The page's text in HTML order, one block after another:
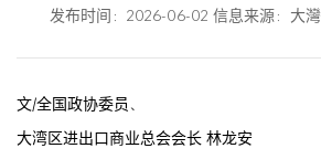
发布时间：2026-06-02 信息来源：大
文/全国政协委员、
大湾区进出口商业总会会长 林龙安